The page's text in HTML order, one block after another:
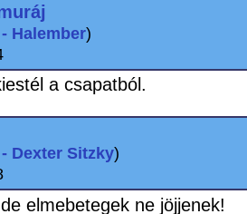
Halember)
a csapatból.
Dexter Sitzky)
elmebetegek ne jöjjenek!